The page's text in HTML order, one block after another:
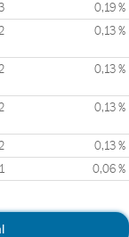
0,19 %
0,13 %
0,13 %
0,13 %
0,13 %
1 0,06 %